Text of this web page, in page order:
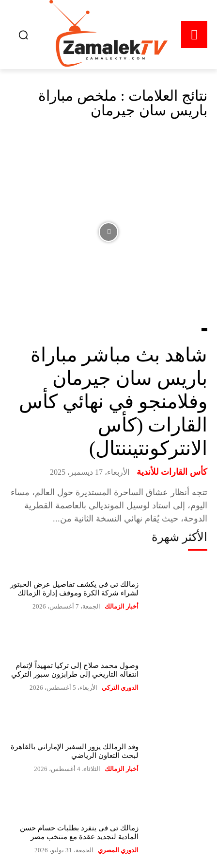
نتائج العلامات : ملخص مباراة
باريس سان جيرمان
شاهد بث مباشر مباراة
باريس سان جيرمان
وفلامنجو في نهائي كأس
القارات (كأس
الانتركونتيننتال)
كأس القارات للأندية الأربعاء، 17 ديسمبر، 2025
تتجه أنظار عشاق الساحرة المستديرة حول العالم، مساء
اليوم، إلى استاد لوسيل المونديالي بالعاصمة القطرية
الدوحة، حيث يُقام نهائي النسخة الثانية من...
الأكثر شهرة
زمالك تى فى يكشف تفاصيل عرض الحبتور
لشراء شركة الكرة وموقف إدارة الزمالك
أخبار الزمالك الجمعة، 7 أغسطس، 2026
وصول محمد صلاح إلى تركيا تمهيداً لإتمام
انتقاله التاريخي إلى طرابزون سبور التركي
الدوري التركي الأربعاء، 5 أغسطس، 2026
وفد الزمالك يزور السفير الإماراتي بالقاهرة
لبحث التعاون الرياضي
أخبار الزمالك الثلاثاء، 4 أغسطس، 2026
زمالك تى فى ينفرد بطلبات حسام حسن
المادية لتجديد عقدة مع منتخب مصر
الدوري المصري الجمعة، 31 يوليو، 2026